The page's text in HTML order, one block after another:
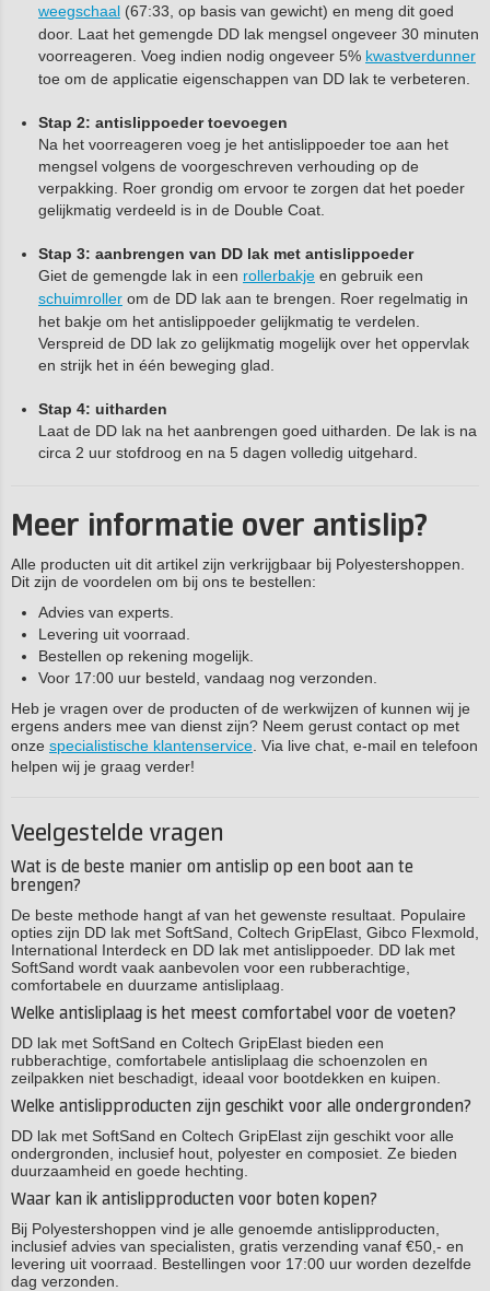
weegschaal (67:33, op basis van gewicht) en meng dit goed
door. Laat het gemengde DD lak mengsel ongeveer 30 minuten
voorreageren. Voeg indien nodig ongeveer 5% kwastverdunner
toe om de applicatie eigenschappen van DD lak te verbeteren.
Stap 2: antislippoeder toevoegen
Na het voorreageren voeg je het antislippoeder toe aan het
mengsel volgens de voorgeschreven verhouding op de
verpakking. Roer grondig om ervoor te zorgen dat het poeder
gelijkmatig verdeeld is in de Double Coat.
Stap 3: aanbrengen van DD lak met antislippoeder
Giet de gemengde lak in een rollerbakje en gebruik een
schuimroller om de DD lak aan te brengen. Roer regelmatig in
het bakje om het antislippoeder gelijkmatig te verdelen.
Verspreid de DD lak zo gelijkmatig mogelijk over het oppervlak
en strijk het in één beweging glad.
Stap 4: uitharden
Laat de DD lak na het aanbrengen goed uitharden. De lak is na
circa 2 uur stofdroog en na 5 dagen volledig uitgehard.
Meer informatie over antislip?
Alle producten uit dit artikel zijn verkrijgbaar bij Polyestershoppen.
Dit zijn de voordelen om bij ons te bestellen:
Advies van experts.
Levering uit voorraad.
Bestellen op rekening mogelijk.
Voor 17:00 uur besteld, vandaag nog verzonden.
Heb je vragen over de producten of de werkwijzen of kunnen wij je
ergens anders mee van dienst zijn? Neem gerust contact op met
onze specialistische klantenservice . Via live chat, e-mail en telefoon
helpen wij je graag verder!
Veelgestelde vragen
Wat is de beste manier om antislip op een boot aan te
brengen?
De beste methode hangt af van het gewenste resultaat. Populaire
opties zijn DD lak met SoftSand, Coltech GripElast, Gibco Flexmold,
International Interdeck en DD lak met antislippoeder. DD lak met
SoftSand wordt vaak aanbevolen voor een rubberachtige,
comfortabele en duurzame antisliplaag.
Welke antisliplaag is het meest comfortabel voor de voeten?
DD lak met SoftSand en Coltech GripElast bieden een
rubberachtige, comfortabele antisliplaag die schoenzolen en
zeilpakken niet beschadigt, ideaal voor bootdekken en kuipen.
Welke antislipproducten zijn geschikt voor alle ondergronden?
DD lak met SoftSand en Coltech GripElast zijn geschikt voor alle
ondergronden, inclusief hout, polyester en composiet. Ze bieden
duurzaamheid en goede hechting.
Waar kan ik antislipproducten voor boten kopen?
Bij Polyestershoppen vind je alle genoemde antislipproducten,
inclusief advies van specialisten, gratis verzending vanaf €50,- en
levering uit voorraad. Bestellingen voor 17:00 uur worden dezelfde
dag verzonden.